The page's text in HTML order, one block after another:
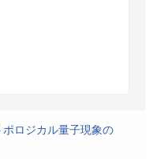
ロジカル量子現象の